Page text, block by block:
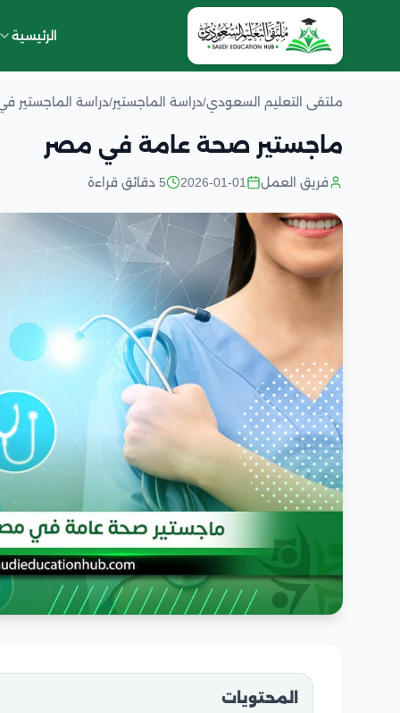
الرئيسية
ملتقى التعليم السعودي/دراسة الماجستير/دراسة الماجستير
ماجستير صحة عامة في مصر
فريق العمل 2026-01-01 5 دقائق قراءة
المحتويات